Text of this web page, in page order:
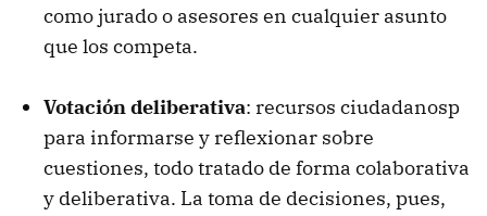
como jurado o asesores en cualquier asunto
que los competa.
Votación deliberativa: recursos ciudadanosp
para informarse y reflexionar sobre
cuestiones, todo tratado de forma colaborativa
y deliberativa. La toma de decisiones, pues,